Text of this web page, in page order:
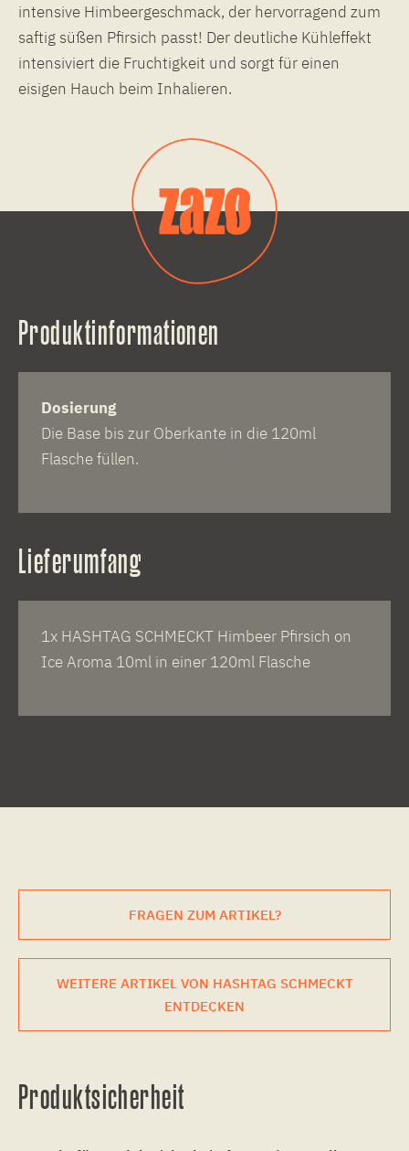
intensive Himbeergeschmack, der hervorragend zum
saftig süßen Pfirsich passt! Der deutliche Kühleffekt
intensiviert die Fruchtigkeit und sorgt für einen
eisigen Hauch beim Inhalieren.
Produktinformationen
Dosierung
Die Base bis zur Oberkante in die 120ml
Flasche füllen.
Lieferumfang
1x HASHTAG SCHMECKT Himbeer Pfirsich on
Ice Aroma 10ml in einer 120ml Flasche
FRAGEN ZUM ARTIKEL?
WEITERE ARTIKEL VON HASHTAG SCHMECKT
ENTDECKEN
Produktsicherheit